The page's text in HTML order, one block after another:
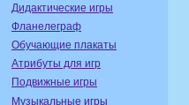
Дидактические игры
Фланелеграф
Обучающие плакаты
Атрибуты для игр
Подвижные игры
Музыкальные игры